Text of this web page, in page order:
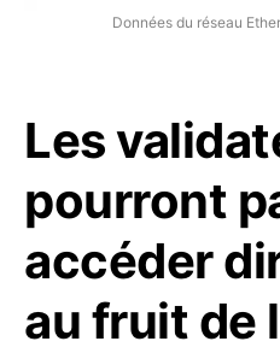
Données du réseau
Les
pourront
accéder
au fruit de